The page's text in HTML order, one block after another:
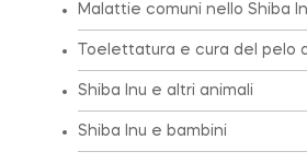
Malattie comuni nello Shiba
Toelettatura e cura del pelo
Shiba Inu e altri animali
Shiba Inu e bambini